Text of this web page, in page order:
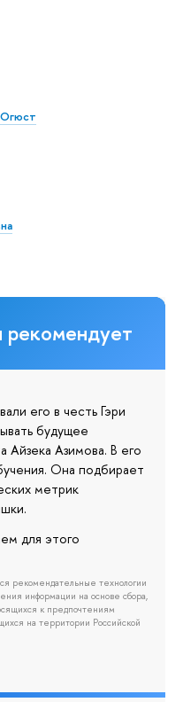
рекомендует
его в честь Гэри
будущее
Айзека Азимова. В его
Она подбирает
метрик
для этого
рекомендательные технологии
информации на основе сбора,
к предпочтениям
на территории Российской